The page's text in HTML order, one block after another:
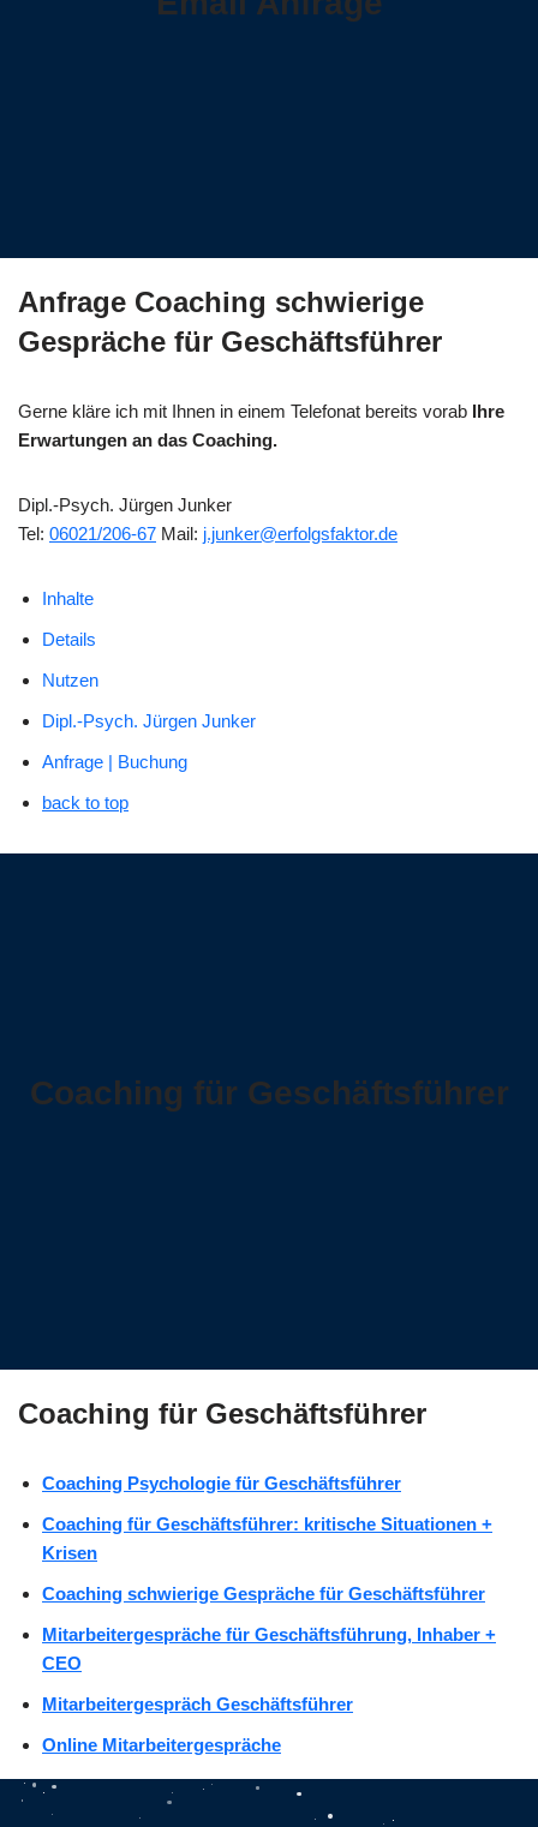
Anfrage Coaching schwierige
Gespräche für Geschäftsführer
Gerne kläre ich mit Ihnen in einem Telefonat bereits vorab Ihre
Erwartungen an das Coaching.
Dipl.-Psych. Jürgen Junker
Tel: 06021/206-67 Mail: j.junker@erfolgsfaktor.de
Inhalte
Details
Nutzen
Dipl.-Psych. Jürgen Junker
Anfrage | Buchung
back to top
Coaching für Geschäftsführer
Coaching für Geschäftsführer
Coaching Psychologie für Geschäftsführer
Coaching für Geschäftsführer: kritische Situationen +
Krisen
Coaching schwierige Gespräche für Geschäftsführer
Mitarbeitergespräche für Geschäftsführung, Inhaber +
CEO
Mitarbeitergespräch Geschäftsführer
Online Mitarbeitergespräche
Coaching Führung für Geschäftsführer